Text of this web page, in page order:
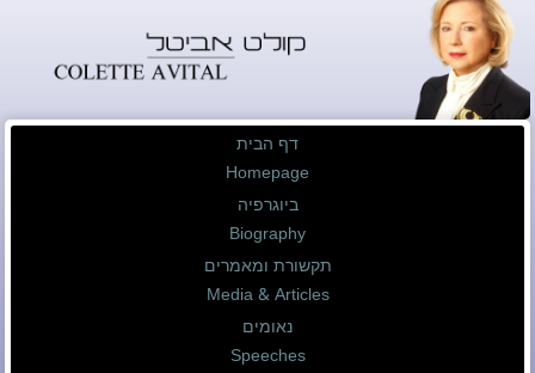
דף הבית
Homepage
ביוגרפיה
Biography
תקשורת ומאמרים
Media & Articles
נאומים
Speeches